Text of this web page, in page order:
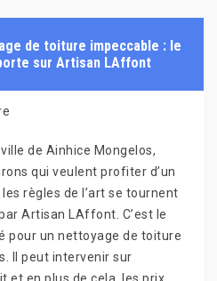
de toiture impeccable : le
sur Artisan LAffont
de Ainhice Mongelos,
qui veulent profiter d’un
règles de l’art se tournent
Artisan LAffont. C’est le
pour un nettoyage de toiture
Il peut intervenir sur